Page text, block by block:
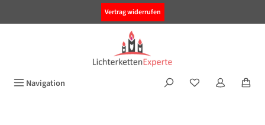
Vertrag widerrufen
Navigation